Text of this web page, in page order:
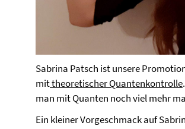
Sabrina Patsch ist unsere
mittheoretischer Quantenkontrolle
man mit Quanten noch viel mehr
Ein kleiner Vorgeschmack auf